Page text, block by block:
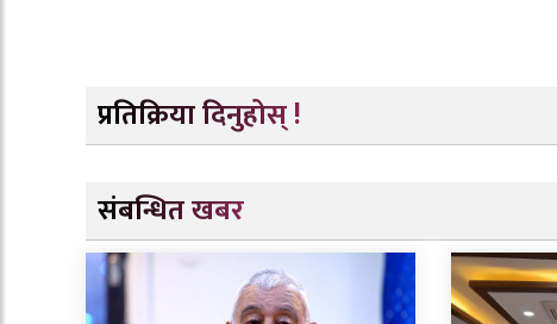
प्रतिक्रिया दिनुहोस् !
संबन्धित खबर